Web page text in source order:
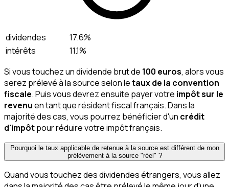
dividendes
17.6%
intérêts
11.1%
Si vous touchez un dividende brut de 100 euros, alors vous
serez prélevé à la source selon letaux de la convention
fiscale. Puis vous devrez ensuite payer votre impôt sur le
revenuen tant que résident fiscal français. Dans la
majorité des cas, vous pourrez bénéficier d'un crédit
d'impôtpour réduire votre impôt français.
Pourquoi le taux applicable de retenue à la source est différent de mon
prélèvement à la source "réel" ?
Quand vous touchez des dividendes étrangers, vous allez